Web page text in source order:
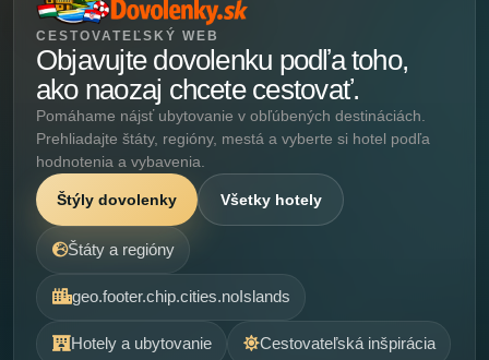
CESTOVATEĽSKÝ WEB
Objavujte dovolenku podľa toho,
ako naozaj chcete cestovať.
Pomáhame nájsť ubytovanie v obľúbených destináciách.
Prehliadajte štáty, regióny, mestá a vyberte si hotel podľa
hodnotenia a vybavenia.
Štýly dovolenky Všetky hotely
Štáty a regióny
geo.footer.chip.cities.noIslands
Hotely a ubytovanie Cestovateľská inšpirácia